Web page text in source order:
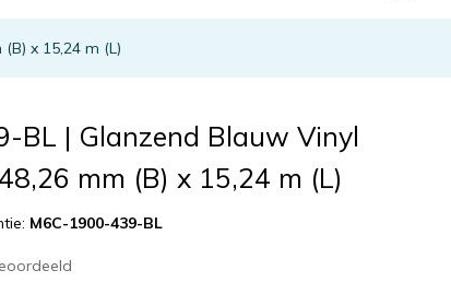
x 15,24 m (L)
BL | Glanzend Blauw Vinyl
mm (B) x 15,24 m (L)
M6C-1900-439-BL